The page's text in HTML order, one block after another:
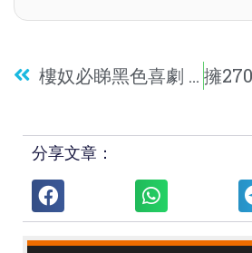
樓奴必睇黑色喜劇 群星力抗樓價插水
分享文章：